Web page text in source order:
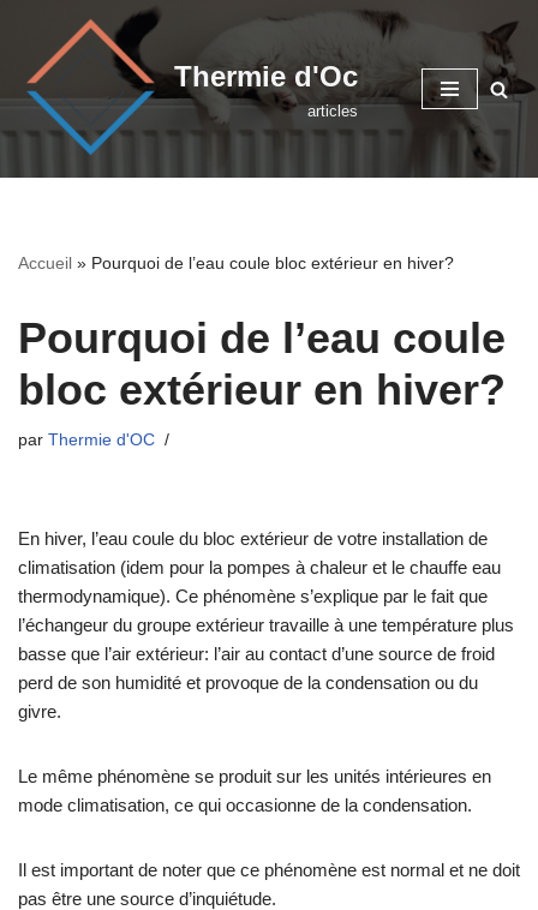
Aller
au
contenu
Thermie d'Oc
articles
Accueil » Pourquoi de l’eau coule bloc extérieur en hiver?
Pourquoi de l’eau coule
bloc extérieur en hiver?
par Thermie d'OC
En hiver, l’eau coule du bloc extérieur de votre installation de
climatisation (idem pour la pompes à chaleur et le chauffe eau
thermodynamique). Ce phénomène s’explique par le fait que
l’échangeur du groupe extérieur travaille à une température plus
basse que l’air extérieur: l’air au contact d’une source de froid
perd de son humidité et provoque de la condensation ou du
givre.
Le même phénomène se produit sur les unités intérieures en
mode climatisation, ce qui occasionne de la condensation.
Il est important de noter que ce phénomène est normal et ne doit
pas être une source d’inquiétude.